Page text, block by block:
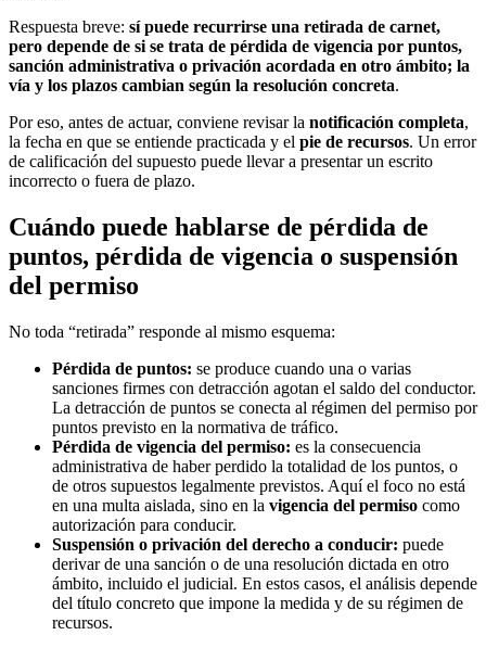
Respuesta breve: sí puede recurrirse una retirada de carnet,
pero depende de si se trata de pérdida de vigencia por puntos,
sanción administrativa o privación acordada en otro ámbito; la
vía y los plazos cambian según la resolución concreta.
Por eso, antes de actuar, conviene revisar la notificación completa,
la fecha en que se entiende practicada y el pie de recursos. Un error
de calificación del supuesto puede llevar a presentar un escrito
incorrecto o fuera de plazo.
Cuándo puede hablarse de pérdida de
puntos, pérdida de vigencia o suspensión
del permiso
No toda “retirada” responde al mismo esquema:
Pérdida de puntos: se produce cuando una o varias
sanciones firmes con detracción agotan el saldo del conductor.
La detracción de puntos se conecta al régimen del permiso por
puntos previsto en la normativa de tráfico.
Pérdida de vigencia del permiso: es la consecuencia
administrativa de haber perdido la totalidad de los puntos, o
de otros supuestos legalmente previstos. Aquí el foco no está
en una multa aislada, sino en la vigencia del permiso como
autorización para conducir.
Suspensión o privación del derecho a conducir: puede
derivar de una sanción o de una resolución dictada en otro
ámbito, incluido el judicial. En estos casos, el análisis depende
del título concreto que impone la medida y de su régimen de
recursos.